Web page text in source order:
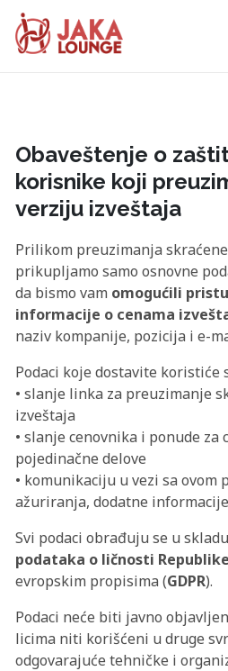
Obaveštenje o
korisnike koji
verziju izveštaja
Prilikom preuzimanja
prikupljamo samo osnovne
da bismo vam omogućili
informacije o cenama
naziv kompanije, pozicija i e-
Podaci koje dostavite koristiće
• slanje linka za preuzimanje
izveštaja
• slanje cenovnika i ponude za
pojedinačne delove
• komunikaciju u vezi sa ovom
ažuriranja, dodatne
Svi podaci obrađuju se u
podataka o ličnosti
evropskim propisima (GDPR).
Podaci neće biti javno
licima niti korišćeni u druge
odgovarajuće tehničke i